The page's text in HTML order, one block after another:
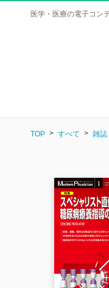
医学・医療の電子コン
TOP すべて 雑誌